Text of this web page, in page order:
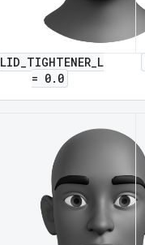
LID_TIGHTENER_L
= 0.0